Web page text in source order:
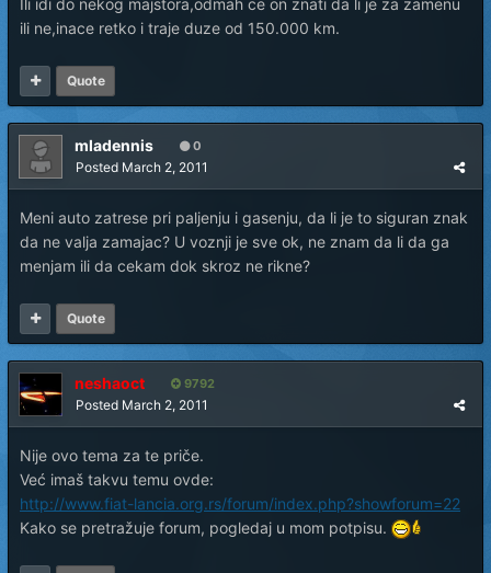
Ili idi do nekog majstora,odmah ce on znati da li je za zamenu
ili ne,inace retko i traje duze od 150.000 km.
Quote
mladennis 0
Posted March 2, 2011
Meni auto zatrese pri paljenju i gasenju, da li je to siguran znak
da ne valja zamajac? U voznji je sve ok, ne znam da li da ga
menjam ili da cekam dok skroz ne rikne?
Quote
neshaoct 9792
Posted March 2, 2011
Nije ovo tema za te priče.
Već imaš takvu temu ovde:
http://www.fiat-lancia.org.rs/forum/index.php?showforum=22
Kako se pretražuje forum, pogledaj u mom potpisu.